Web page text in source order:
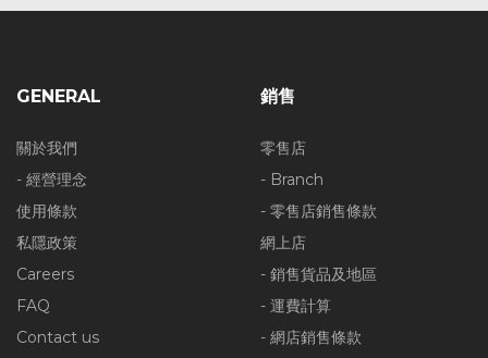
GENERAL
關於我們
- 經營理念
使用條款
私隱政策
Careers
FAQ
Contact us
銷售
零售店
- Branch
- 零售店銷售條款
網上店
- 銷售貨品及地區
- 運費計算
- 網店銷售條款